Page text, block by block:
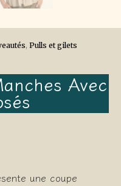
, Pulls et gilets
Avec
une coupe